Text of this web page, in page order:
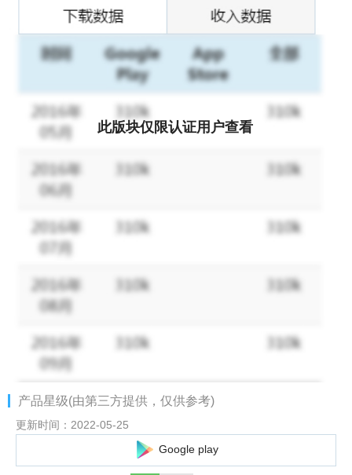
- Hundreds of free stickers!
- Avoid SMS and phone call charges
*Data charges may apply
此版块仅限认证用户查看
产品星级(由第三方提供，仅供参考)
更新时间：2022-05-25
Google play